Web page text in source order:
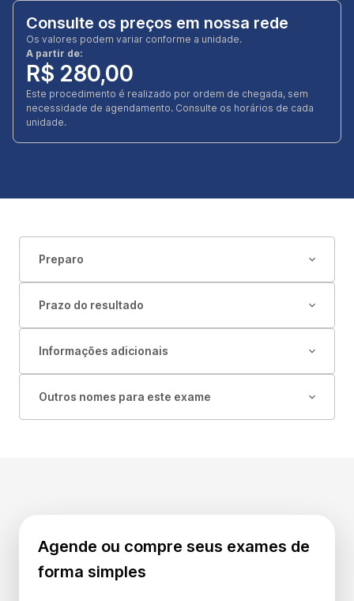
Consulte os preços em nossa rede
Os valores podem variar conforme a unidade.
A partir de:
R$ 280,00
Este procedimento é realizado por ordem de chegada, sem
necessidade de agendamento. Consulte os horários de cada
unidade.
Preparo
Prazo do resultado
Informações adicionais
Outros nomes para este exame
Agende ou compre seus exames de
forma simples